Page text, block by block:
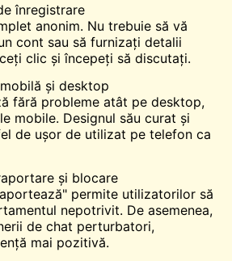
înregistrare
anonim. Nu trebuie să vă
cont sau să furnizați detalii
clic și începeți să discutați.
și desktop
fără probleme atât pe desktop,
mobile. Designul său curat și
de ușor de utilizat pe telefon ca
și blocare
permite utilizatorilor să
nepotrivit. De asemenea,
de chat perturbatori,
mai pozitivă.